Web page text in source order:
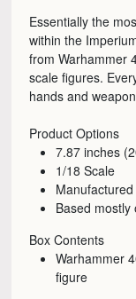
Essentially the
within the
from Warhammer
scale figures.
hands and
Product Options
7.87 inches
1/18 Scale
Based mostly
Box Contents
Warhammer
figure